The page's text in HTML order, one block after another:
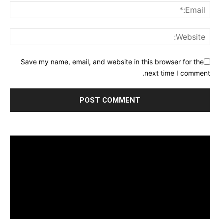
Save my name, email, and website in this browser for the
next time I comment.